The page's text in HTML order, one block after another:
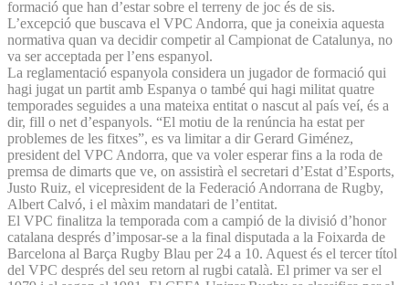
formació que han d’estar sobre el terreny de joc és de sis.
L’excepció que buscava el VPC Andorra, que ja coneixia aquesta
normativa quan va decidir competir al Campionat de Catalunya, no
va ser acceptada per l’ens espanyol.
La reglamentació espanyola considera un jugador de formació qui
hagi jugat un partit amb Espanya o també qui hagi militat quatre
temporades seguides a una mateixa entitat o nascut al país veí, és a
dir, fill o net d’espanyols. “El motiu de la renúncia ha estat per
problemes de les fitxes”, es va limitar a dir Gerard Giménez,
president del VPC Andorra, que va voler esperar fins a la roda de
premsa de dimarts que ve, on assistirà el secretari d’Estat d’Esports,
Justo Ruiz, el vicepresident de la Federació Andorrana de Rugby,
Albert Calvó, i el màxim mandatari de l’entitat.
El VPC finalitza la temporada com a campió de la divisió d’honor
catalana després d’imposar-se a la final disputada a la Foixarda de
Barcelona al Barça Rugby Blau per 24 a 10. Aquest és el tercer títol
del VPC després del seu retorn al rugbi català. El primer va ser el